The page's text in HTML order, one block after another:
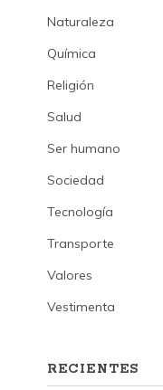
Naturaleza
Química
Religión
Salud
Ser humano
Sociedad
Tecnología
Transporte
Valores
Vestimenta
RECIENTES